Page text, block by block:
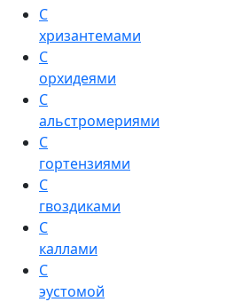
С
хризантемами
С
орхидеями
С
альстромериями
С
гортензиями
С
гвоздиками
С
каллами
С
эустомой